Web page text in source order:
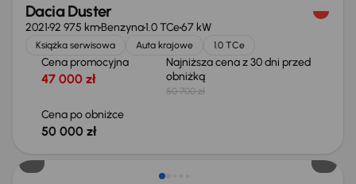
Dacia Duster
202192 975 kmBenzyna1.0 TCe67 kW
Książka serwisowa Auta krajowe 1.0 TCe
Cena promocyjna
47 000 zł
Najniższa cena z 30 dni przed
obniżką
50 700 zł
Cena po obniżce
50 000 zł
Taniej o 1 000 zł